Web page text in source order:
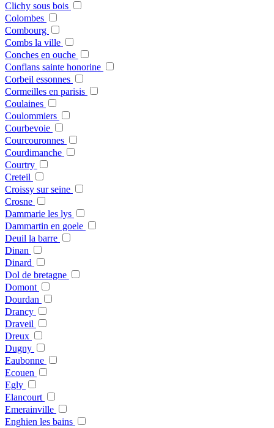
Clichy sous bois
Colombes
Combourg
Combs la ville
Conches en ouche
Conflans sainte honorine
Corbeil essonnes
Cormeilles en parisis
Coulaines
Coulommiers
Courbevoie
Courcouronnes
Courdimanche
Courtry
Creteil
Croissy sur seine
Crosne
Dammarie les lys
Dammartin en goele
Deuil la barre
Dinan
Dinard
Dol de bretagne
Domont
Dourdan
Drancy
Draveil
Dreux
Dugny
Eaubonne
Ecouen
Egly
Elancourt
Emerainville
Enghien les bains